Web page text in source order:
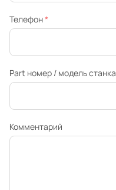
Телефон*
Part номер / модель станка
Комментарий